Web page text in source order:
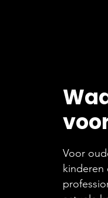
Voor
kinderen